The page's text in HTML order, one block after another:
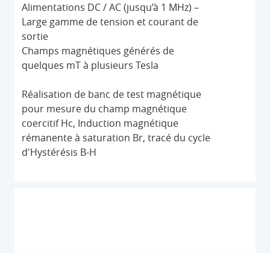
Alimentations DC / AC (jusqu’à 1 MHz) –
Large gamme de tension et courant de
sortie
Champs magnétiques générés de
quelques mT à plusieurs Tesla
Réalisation de banc de test magnétique
pour mesure du champ magnétique
coercitif Hc, Induction magnétique
rémanente à saturation Br, tracé du cycle
d'Hystérésis B-H